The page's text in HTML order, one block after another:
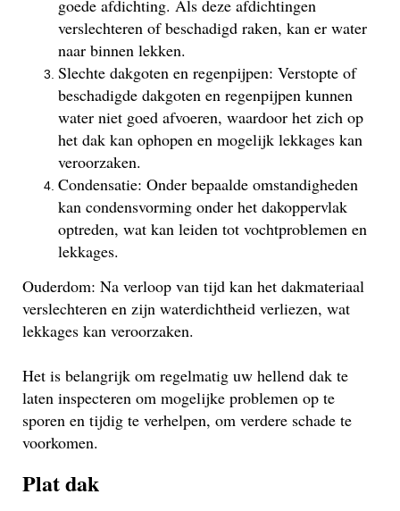
goede afdichting. Als deze afdichtingen
verslechteren of beschadigd raken, kan er water
naar binnen lekken.
Slechte dakgoten en regenpijpen: Verstopte of
beschadigde dakgoten en regenpijpen kunnen
water niet goed afvoeren, waardoor het zich op
het dak kan ophopen en mogelijk lekkages kan
veroorzaken.
Condensatie: Onder bepaalde omstandigheden
kan condensvorming onder het dakoppervlak
optreden, wat kan leiden tot vochtproblemen en
lekkages.
Ouderdom: Na verloop van tijd kan het dakmateriaal
verslechteren en zijn waterdichtheid verliezen, wat
lekkages kan veroorzaken.
Het is belangrijk om regelmatig uw hellend dak te
laten inspecteren om mogelijke problemen op te
sporen en tijdig te verhelpen, om verdere schade te
voorkomen.
Plat dak